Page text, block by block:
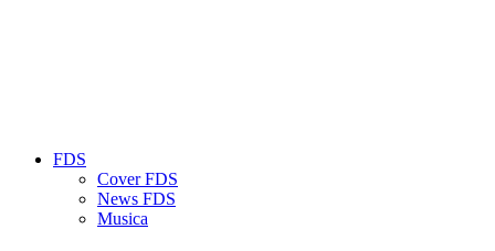
FDS
Cover FDS
News FDS
Musica